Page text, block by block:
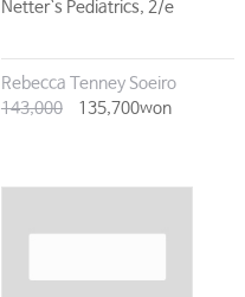
Netter`s Pediatrics, 2/e
Rebecca Tenney Soeiro
143,000
135,700won